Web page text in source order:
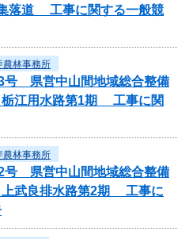
道 工事に関する一般競
農林事務所
号 県営中山間地域総合整備
江用水路第1期 工事に関
農林事務所
号 県営中山間地域総合整備
武良排水路第2期 工事に